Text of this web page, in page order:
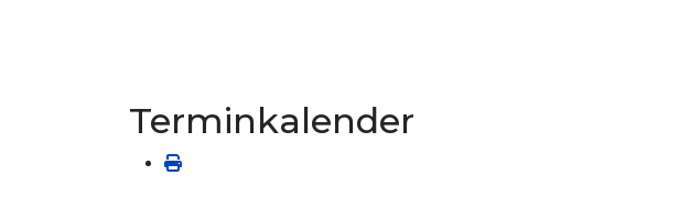
Terminkalender